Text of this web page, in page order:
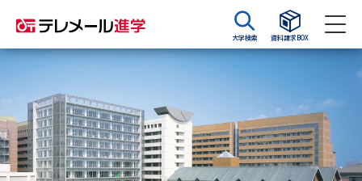
大学検索 資料請求BOX
大学・短大の資料種類から請求